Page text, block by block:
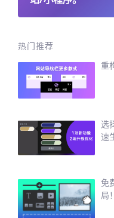
热门推荐
重
选
速
免
局！